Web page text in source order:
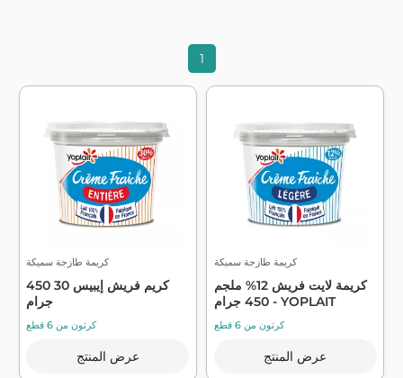
1
كريمة طازجة سميكة
كريم فريش إيبيس 30 450
جرام
كرتون من 6 قطع
عرض المنتج
كريمة طازجة سميكة
كريمة لايت فريش 12% ملجم
450 جرام - YOPLAIT
كرتون من 6 قطع
عرض المنتج